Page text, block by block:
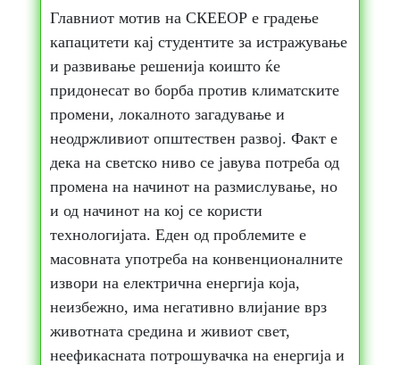
Главниот мотив на СКЕЕОР е градење
капацитети кај студентите за истражување
и развивање решенија коишто ќе
придонесат во борба против климатските
промени, локалното загадување и
неодржливиот општествен развој. Факт е
дека на светско ниво се јавува потреба од
промена на начинот на размислување, но
и од начинот на кој се користи
технологијата. Еден од проблемите е
масовната употреба на конвенционалните
извори на електрична енергија која,
неизбежно, има негативно влијание врз
животната средина и живиот свет,
неефикасната потрошувачка на енергија и